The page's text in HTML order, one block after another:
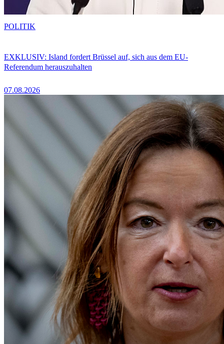
EXKLUSIV: Island fordert Brüssel auf, sich aus dem EU-
Referendum herauszuhalten
07.08.2026
POLITIK